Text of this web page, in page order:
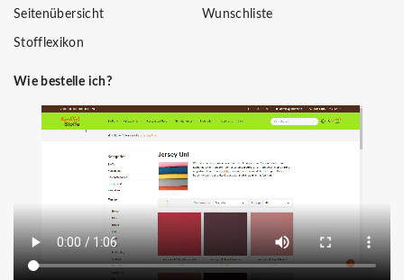
Seitenübersicht
Stofflexikon
Wunschliste
Wie bestelle ich?